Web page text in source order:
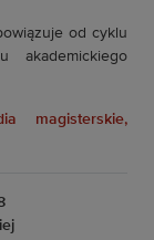
od cyklu
akademickiego
magisterskie,